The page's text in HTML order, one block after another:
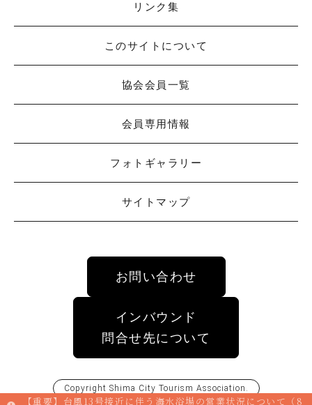
リンク集
このサイトについて
協会会員一覧
会員専用情報
フォトギャラリー
サイトマップ
お問い合わせ
インバウンド
問合せ先について
Copyright Shima City Tourism Association .
【重要】台風13号接近に伴う海水浴場の営業状況について（8